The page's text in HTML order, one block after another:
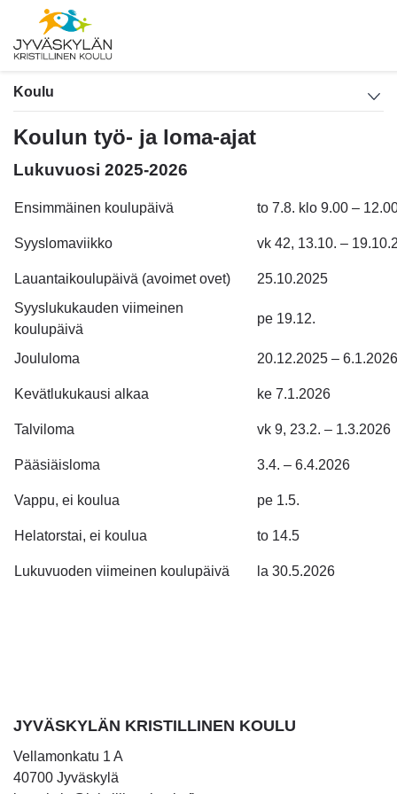
Koulu
Koulun työ- ja loma-ajat
Lukuvuosi 2025-2026
Ensimmäinen koulupäivä to 7.8. klo 9.00 –
Syyslomaviikko vk 42, 13.10. –
Lauantaikoulupäivä (avoimet ovet)
25.10.2025
Syyslukukauden viimeinen
koulupäivä
pe 19.12.
Joululoma 20.12.2025 – 6.1.2026
Kevätlukukausi alkaa ke 7.1.2026
Talviloma vk 9, 23.2. – 1.3.2026
Pääsiäisloma 3.4. – 6.4.2026
Vappu, ei koulua pe 1.5.
Helatorstai, ei koulua to 14.5
Lukuvuoden viimeinen koulupäivä la 30.5.2026
JYVÄSKYLÄN KRISTILLINEN KOULU
Vellamonkatu 1 A
40700 Jyväskylä